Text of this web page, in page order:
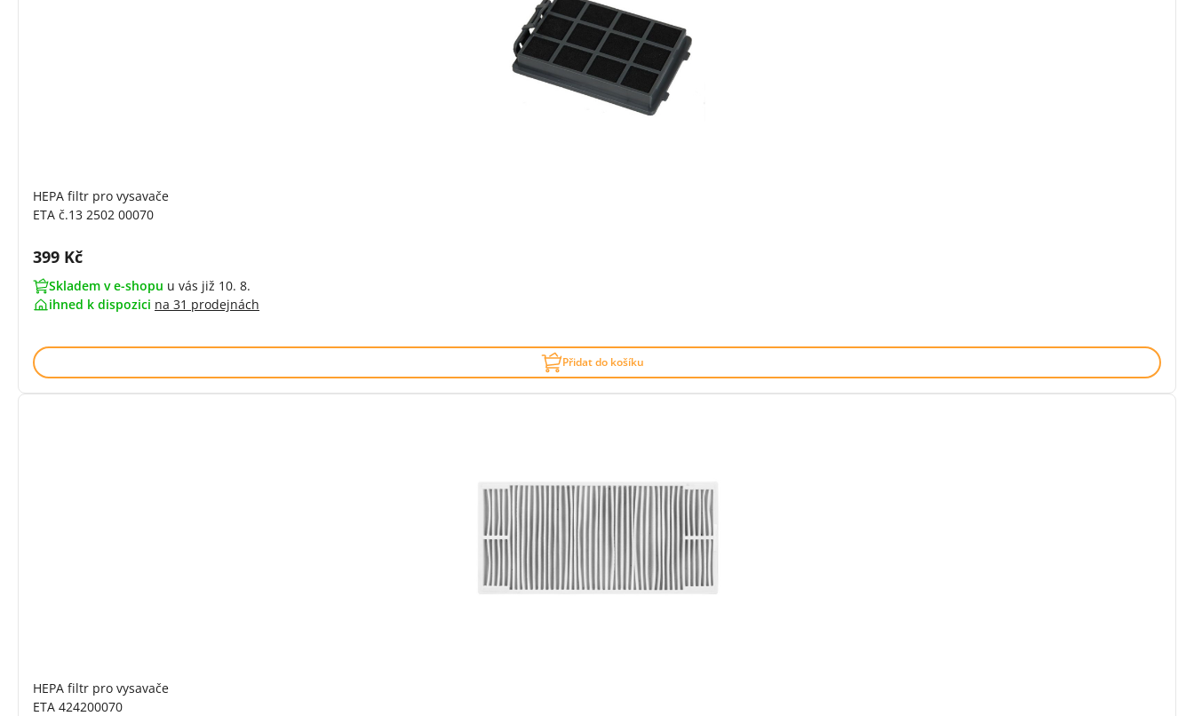
HEPA filtr pro vysavače
ETA č.13 2502 00070
Cena s DPH:
399 Kč
Skladem v e-shopu u vás již 10. 8.
ihned k dispozici na 31 prodejnách
Přidat do košíku
HEPA filtr pro vysavače
ETA 424200070